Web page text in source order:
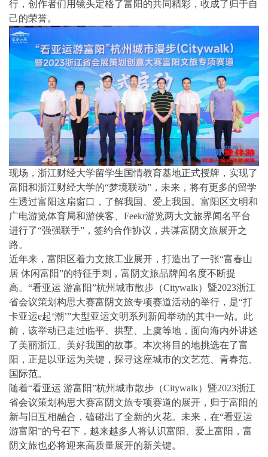
行，创作者们用镜头定格了富阳的共同精彩，收成了归于自
己的荣誉。
现场，浙江财经大学留学生国情教育基地正式授牌，实现了
富阳和浙江财经大学的“梦境联动”，未来，将有更多的留学
生透过富阳这扇窗口，了解我国、爱上我国。富阳区文明和
广电游览体育局和游侠客、Feekr游览两大文旅界闻名平台
进行了“强强联手”，签约合作协议，共谋富阴文旅展开之
路。
近年来，富阳区着力文旅工业展开，打造出了一张“富春山
居 休闲富阳”的特征手刺，富阴文旅品牌闻名度不断提
高。“看亚运 游富阳”杭州城市散步（Citywalk）暨2023浙江
省会议策划构思大赛富阴文旅专项赛道活动的举行，是“打
卡亚运e起‘潮’”大型亚运文明系列新闻举动的其中一站。此
前，该举动已走过临平、拱墅、上虞等地，面向海内外讲述
了美丽浙江、美好我国的故事。本次将目的地挑选在了富
阳，正是以亚运为关键，探寻这座城市的文艺范、青春范、
国际范。
随着“看亚运 游富阳”杭州城市散步（Citywalk）暨2023浙江
省会议策划构思大赛富阴文旅专项赛道的展开，归于富阳的
新与旧互相融合，磕碰出了全新的火花。未来，在“看亚运
游富阳”的号召下，越来越多人将认识富阳、爱上富阳，富
阴文旅也必将迎来高质量展开的新关键。